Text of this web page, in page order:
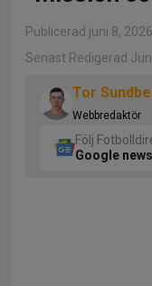
Publicerad juni 8,
Senast Redigerad
Tor
Webbredaktör
Följ
Google news